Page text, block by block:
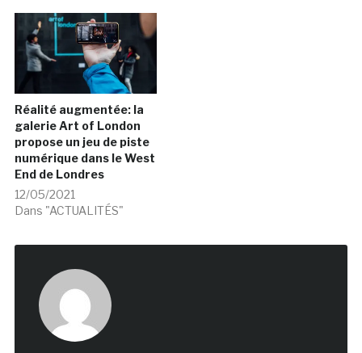
Réalité augmentée: la
galerie Art of London
propose un jeu de piste
numérique dans le West
End de Londres
12/05/2021
Dans "ACTUALITÉS"